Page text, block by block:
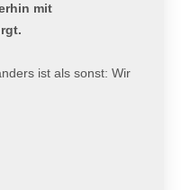
mit
ist als sonst: Wir